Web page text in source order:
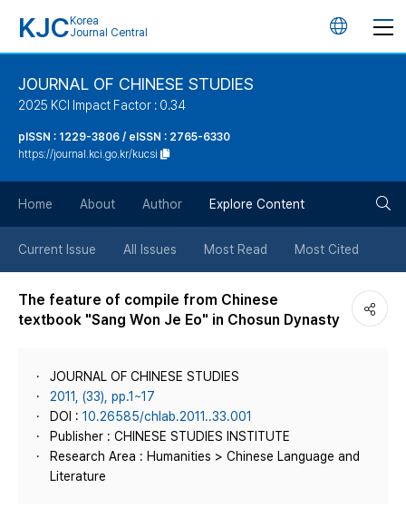
KJC Korea
Journal Central
언
튼
JOURNAL OF CHINESE STUDIES
2025 KCI Impact Factor : 0.34
pISSN : 1229-3806 / eISSN : 2765-6330
https://journal.kci.go.kr/kucsi
Home About Author Explore Content
Current Issue All Issues Most Read Most Cited
The feature of compile from Chinese
textbook "Sang Won Je Eo" in Chosun Dynasty
JOURNAL OF CHINESE STUDIES
2011, (33), pp.1~17
DOI : 10.26585/chlab.2011..33.001
Publisher : CHINESE STUDIES INSTITUTE
Research Area : Humanities > Chinese Language and
Literature